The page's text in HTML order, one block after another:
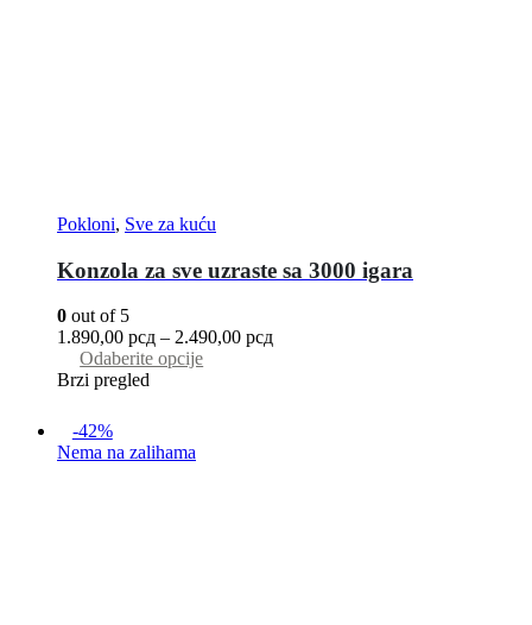
Pokloni, Sve za kuću
Konzola za sve uzraste sa 3000 igara
0 out of 5
1.890,00 рсд – 2.490,00 рсд
Odaberite opcije
Brzi pregled
-42%
Nema na zalihama